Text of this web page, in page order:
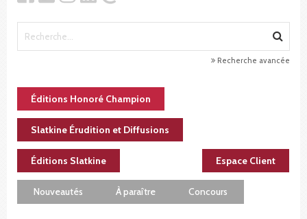
Recherche avancée
Éditions Honoré Champion
Slatkine Érudition et Diffusions
Éditions Slatkine Espace Client
Nouveautés À paraître Concours